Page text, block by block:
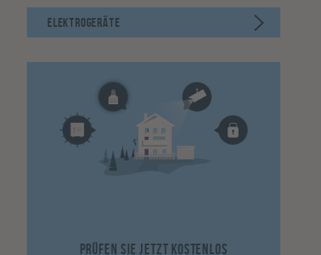
ELEKTROGERÄTE
KAMERA
Prüfen Sie jetzt kostenlos